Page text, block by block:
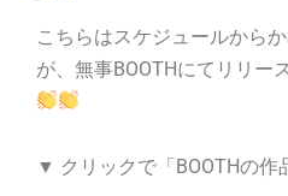
こちらはスケジュールから
が、無事BOOTHにてリリー
▼ クリックで「BOOTHの作